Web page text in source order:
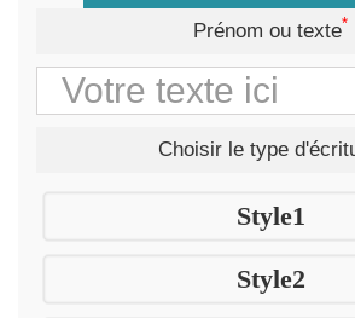
Prénom ou texte*
Choisir le type
Style1
Style2